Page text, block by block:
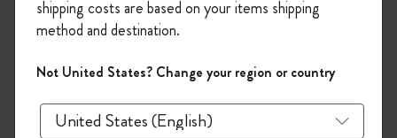
文が10%オフ＋送料無料になります。セ
ール・アウトレット品は適用外。
Moleskineアカウントを作成して限定オフ
ァーや会員特典、さらに多くのインスピ
レーションを手に入れましょう。
shipping costs are based on your items shipping
method and destination.
Not United States? Change your region or country